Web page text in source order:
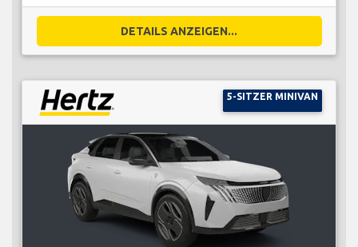
DETAILS ANZEIGEN...
5-SITZER MINIVAN